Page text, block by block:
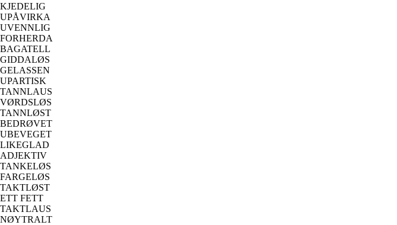
KJEDELIG
UPÅVIRKA
UVENNLIG
FORHERDA
BAGATELL
GIDDALØS
GELASSEN
UPARTISK
TANNLAUS
VØRDSLØS
TANNLØST
BEDRØVET
UBEVEGET
LIKEGLAD
ADJEKTIV
TANKELØS
FARGELØS
TAKTLØST
ETT FETT
TAKTLAUS
NØYTRALT